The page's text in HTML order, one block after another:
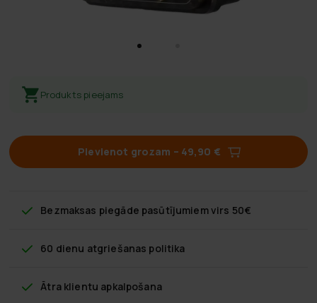
Produkts pieejams
Pievienot grozam – 49,90 €
Bezmaksas piegāde pasūtījumiem virs 50€
60 dienu atgriešanas politika
Ātra klientu apkalpošana